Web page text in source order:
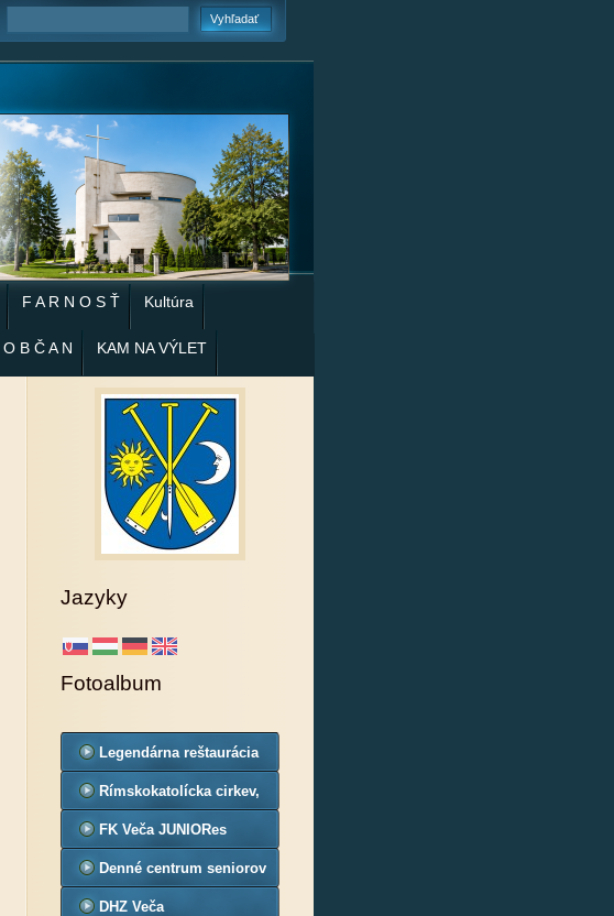
F A R N O S Ť Kultúra
O B Č A N KAM NA VÝLET
Jazyky
Fotoalbum
Legendárna reštaurácia
Corgoň
Rímskokatolícka cirkev,
farnosť Veča
FK Veča JUNIORes
Denné centrum seniorov
č.3
DHZ Veča